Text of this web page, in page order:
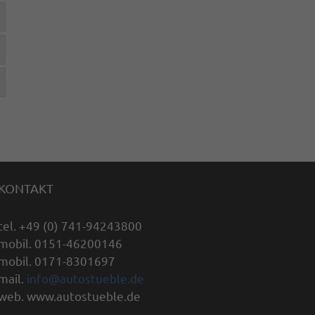
+49 (0) 741-94243800
0151-46200146
0171-8301697
info@autostueble.de
www.autostueble.de